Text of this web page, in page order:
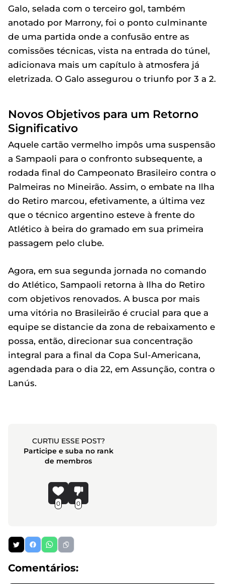
Galo, selada com o terceiro gol, também
anotado por Marrony, foi o ponto culminante
de uma partida onde a confusão entre as
comissões técnicas, vista na entrada do túnel,
adicionava mais um capítulo à atmosfera já
eletrizada. O Galo assegurou o triunfo por 3 a 2.
Novos Objetivos para um Retorno
Significativo
Aquele cartão vermelho impôs uma suspensão
a Sampaoli para o confronto subsequente, a
rodada final do Campeonato Brasileiro contra o
Palmeiras no Mineirão. Assim, o embate na Ilha
do Retiro marcou, efetivamente, a última vez
que o técnico argentino esteve à frente do
Atlético à beira do gramado em sua primeira
passagem pelo clube.
Agora, em sua segunda jornada no comando
do Atlético, Sampaoli retorna à Ilha do Retiro
com objetivos renovados. A busca por mais
uma vitória no Brasileirão é crucial para que a
equipe se distancie da zona de rebaixamento e
possa, então, direcionar sua concentração
integral para a final da Copa Sul-Americana,
agendada para o dia 22, em Assunção, contra o
Lanús.
CURTIU ESSE POST?
Participe e suba no rank
de membros
0 0
Comentários: